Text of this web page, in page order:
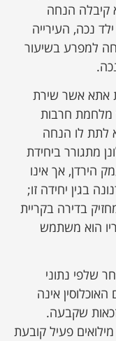
קיבלה הנחה
נכה, העירייה
למפרע בשיעור
אתא אשר שירת
מלחמת חרבות
לתת לו הנחה
מתגורר ביחידת
הירדן, אך אינו
בגין יחידה זו;
בדירה בקריית
הוא משתמש
שלפי נתוני
אינה
שקבעה.
פעיל קובעת